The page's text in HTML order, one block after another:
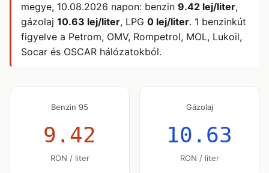
megye, 10.08.2026 napon: benzin 9.42 lej/liter,
gázolaj 10.63 lej/liter, LPG 0 lej/liter. 1 benzinkút
figyelve a Petrom, OMV, Rompetrol, MOL, Lukoil,
Socar és OSCAR hálózatokból.
Benzin 95
9.42
RON / liter
Gázolaj
10.63
RON / liter